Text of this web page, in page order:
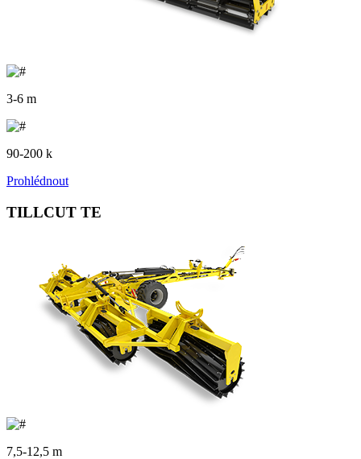
3-6 m
90-200 k
Prohlédnout
TILLCUT TE
7,5-12,5 m